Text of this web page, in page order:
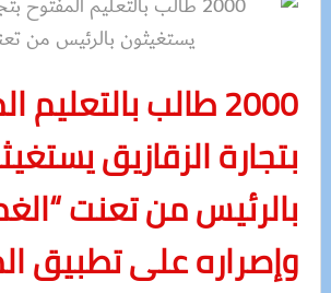
2000 طالب
بتجارة الزقازيق
بالرئيس من تعنت
وإصراره على تطبيق